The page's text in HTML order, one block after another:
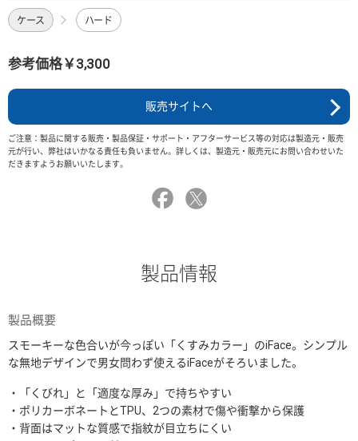
ケース ハード
参考価格￥3,300
販売サイトへ
ご注意：製品に関する販売・製品保証・サポート・アフターサービス等の対応は製造元・販売
元が行い、弊社はいかなる責任も負いません。詳しくは、製造元・販売元にお問い合わせいた
だきますようお願いいたします。
製品情報
製品概要
スモーキーな色合いが今っぽい「くすみカラー」のiFace。シンプル
な無地デザインで男女問わず使えるiFaceがそろいました。
・「くびれ」と「適度な厚み」で持ちやすい
・ポリカーボネートとTPU、2つの素材で傷や衝撃から保護
・背面はマットな質感で指紋が目立ちにくい